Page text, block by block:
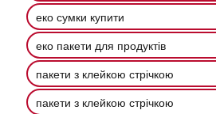
еко сумки купити
еко пакети для продуктів
пакети з клейкою стрічкою
пакети з клейкою стрічкою